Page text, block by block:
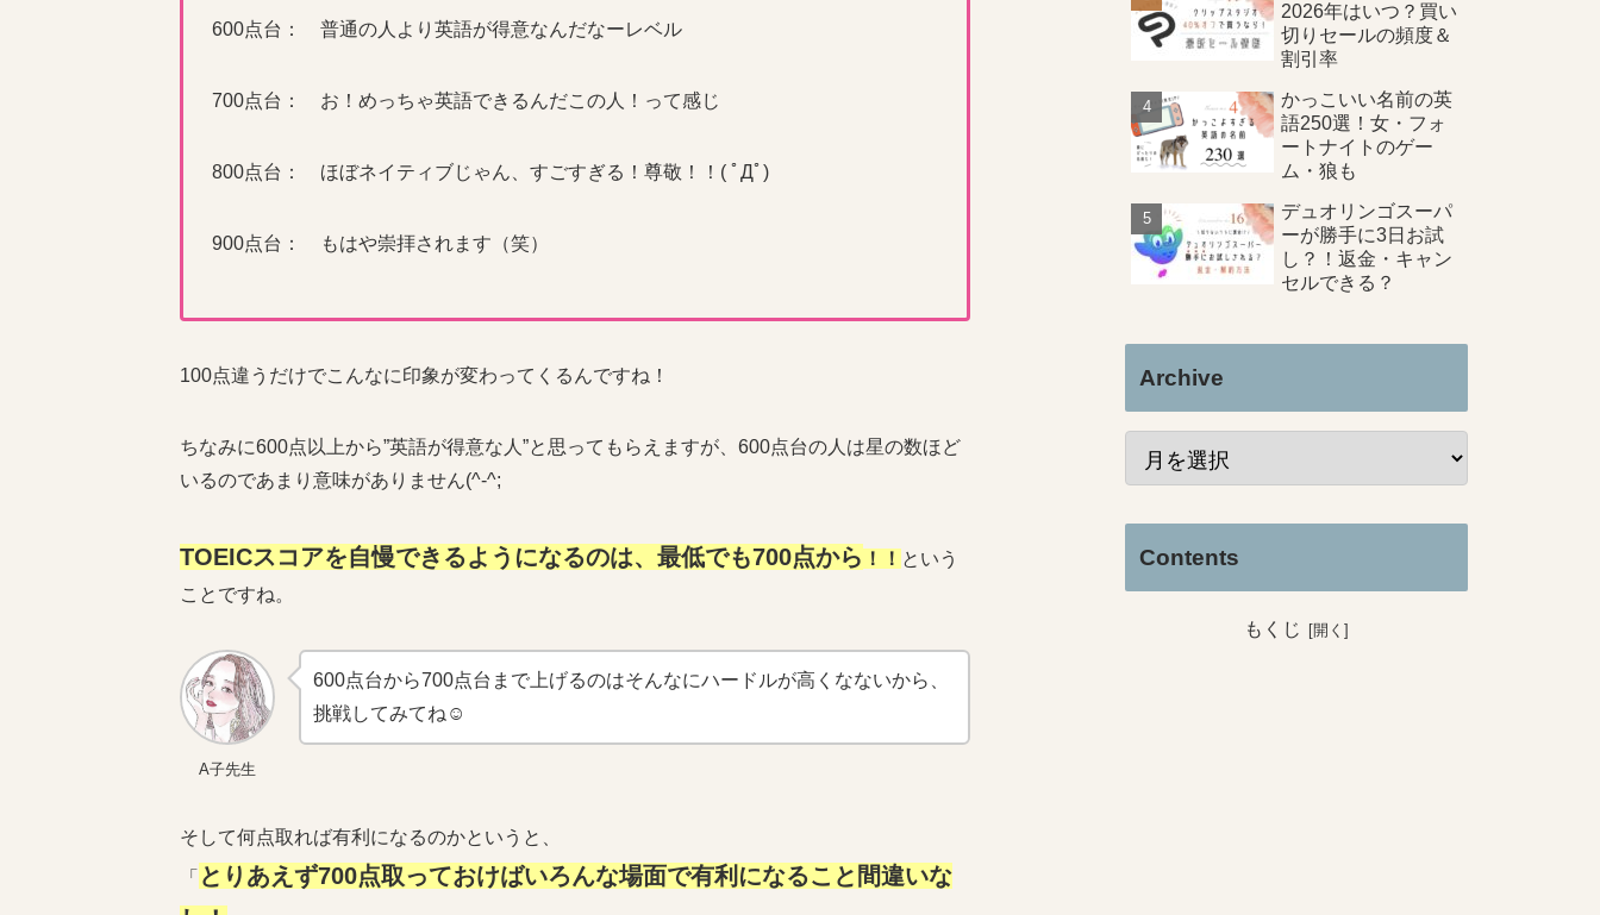
600点台： 普通の人より英語が得意なんだなーレベル
700点台： お！めっちゃ英語できるんだこの人！って感じ
800点台： ほぼネイティブじゃん、すごすぎる！尊敬！！( ﾟДﾟ)
900点台： もはや崇拝されます（笑）
100点違うだけでこんなに印象が変わってくるんですね！
ちなみに600点以上から”英語が得意な人”と思ってもらえますが、600点台の人は星の数ほど
いるのであまり意味がありません(^-^;
TOEICスコアを自慢できるようになるのは、最低でも700点から ！！ という
ことですね。
A子先生
600点台から700点台まで上げるのはそんなにハードルが高くなないから、
挑戦してみてね☺
そして何点取れば有利になるのかというと、
「 とりあえず700点取っておけばいろんな場面で有利になること間違いな
2026年はいつ？買い
切りセールの頻度＆
割引率
かっこいい名前の英
語250選！女・フォ
ートナイトのゲー
ム・狼も
デュオリンゴスーパ
ーが勝手に3日お試
し？！返金・キャン
セルできる？
Archive
Contents
もくじ